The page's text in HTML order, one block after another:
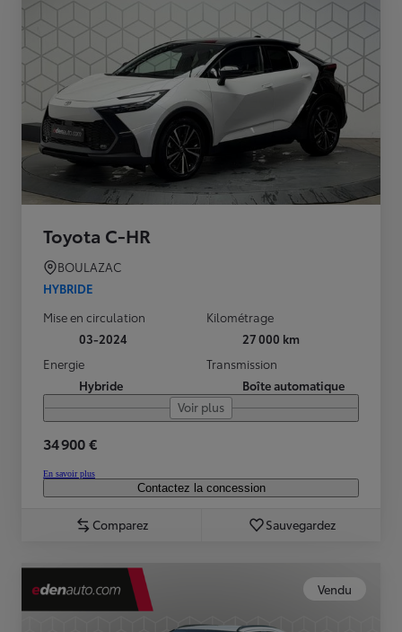
Toyota C-HR
BOULAZAC
HYBRIDE
Mise en circulation
03-2024
Kilométrage
27 000 km
Energie
Hybride
Transmission
Boîte automatique
Voir plus
34 900 €
En savoir plus
Contactez la concession
Comparez Sauvegardez
Vendu